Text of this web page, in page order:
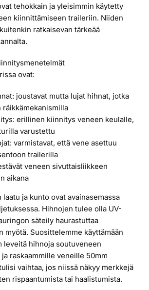
tehokkain ja yleisimmin käytetty
kiinnittämiseen traileriin. Niiden
ratkaisevan tärkeää
ovat:
joustavat mutta lujat hihnat, jotka
räikkämekanismilla
erillinen kiinnitys veneen keulalle,
varustettu
varmistavat, että vene asettuu
trailerilla
veneen sivuttaisliikkeen
aikana
ja kunto ovat avainasemassa
Hihnojen tulee olla UV-
säteily haurastuttaa
myötä. Suosittelemme käyttämään
leveitä hihnoja soutuveneen
raskaammille veneille 50mm
vaihtaa, jos niissä näkyy merkkejä
rispaantumista tai haalistumista.